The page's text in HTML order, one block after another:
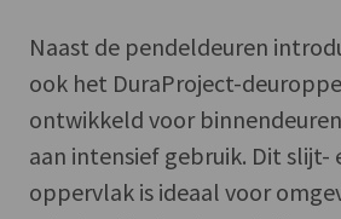
Naast de pendeldeuren
ook het DuraProject-
ontwikkeld voor
aan intensief gebruik. Dit slijt-
oppervlak is ideaal voor